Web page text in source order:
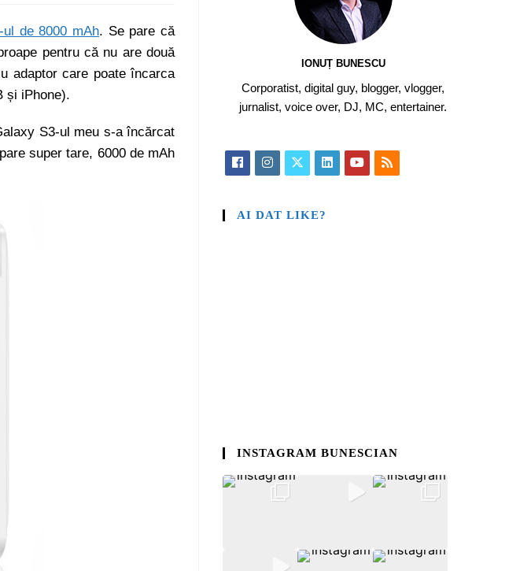
ul de 8000 mAh. Se pare că
pentru că nu are două
adaptor care poate încarca
și iPhone).
S3-ul meu s-a încărcat
super tare, 6000 de mAh
IONUȚ BUNESCU
Corporatist, digital guy, blogger, vlogger,
jurnalist, voice over, DJ, MC, entertainer.
AI DAT LIKE?
INSTAGRAM BUNESCIAN